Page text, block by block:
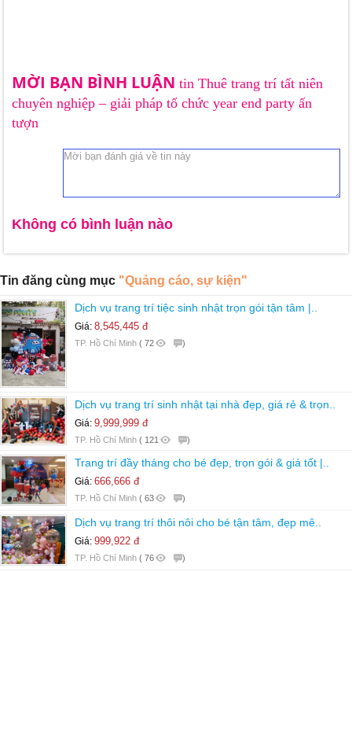
MỜI BẠN BÌNH LUẬN tin Thuê trang trí tất niên
chuyên nghiệp – giải pháp tổ chức year end party ấn
tượn
Không có bình luận nào
Tin đăng cùng mục "Quảng cáo, sự kiện"
Dịch vụ trang trí tiệc sinh nhật trọn gói tận tâm |..
Giá: 8,545,445 đ
TP. Hồ Chí Minh ( 72 )
Dịch vụ trang trí sinh nhật tại nhà đẹp, giá rẻ & trọn..
Giá: 9,999,999 đ
TP. Hồ Chí Minh ( 121 )
Trang trí đầy tháng cho bé đẹp, trọn gói & giá tốt |..
Giá: 666,666 đ
TP. Hồ Chí Minh ( 63 )
Dịch vụ trang trí thôi nôi cho bé tận tâm, đẹp mê..
Giá: 999,922 đ
TP. Hồ Chí Minh ( 76 )